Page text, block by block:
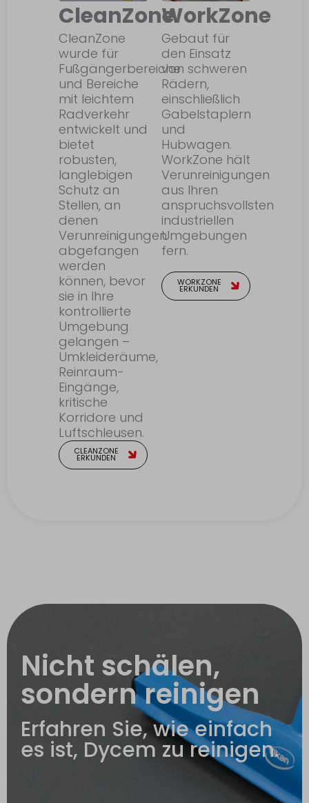
CleanZone
CleanZone
wurde für
Fußgängerbereiche
und Bereiche
mit leichtem
Radverkehr
entwickelt und
bietet
robusten,
langlebigen
Schutz an
Stellen, an
denen
Verunreinigungen
abgefangen
werden
können, bevor
sie in Ihre
kontrollierte
Umgebung
gelangen –
Umkleideräume,
Reinraum-
Eingänge,
kritische
Korridore und
Luftschleusen.
CLEANZONE
ERKUNDEN
WorkZone
Gebaut für
den Einsatz
von schweren
Rädern,
einschließlich
Gabelstaplern
und
Hubwagen.
WorkZone hält
Verunreinigungen
aus Ihren
anspruchsvollsten
industriellen
Umgebungen
fern.
WORKZONE
ERKUNDEN
Nicht schälen,
sondern reinigen
Erfahren Sie, wie einfach
es ist, Dycem zu reinigen.